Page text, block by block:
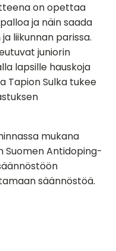
on opettaa
ja näin saada
liikunnan parissa.
juniorin
lapsille hauskoja
Tapion Sulka tukee
mukana
Antidoping-
säännöstöä.